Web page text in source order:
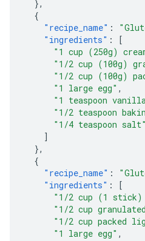
},
{
"recipe_name" :
"ingredients" :
[
"1 cup (250g)
"1/2 cup (100g)
"1/2 cup (100g)
"1 large egg" ,
"1 teaspoon
"1/2 teaspoon
"1/4 teaspoon salt"
]
},
{
"recipe_name" :
"ingredients" :
[
"1/2 cup (1 stick)
"1/2 cup
"1/2 cup packed
"1 large egg" ,